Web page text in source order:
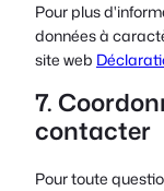
Pour plus
données à
site web
7.
contacter
Pour toute